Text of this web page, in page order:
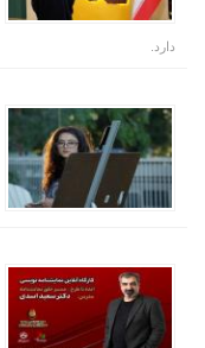
دارد.